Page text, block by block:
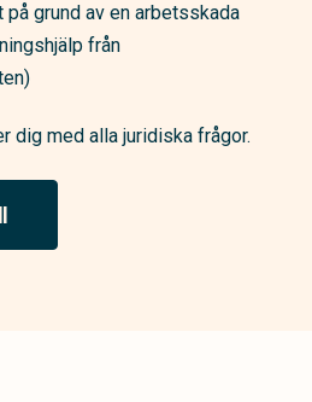
grund av en arbetsskada
från
dig med alla juridiska frågor.